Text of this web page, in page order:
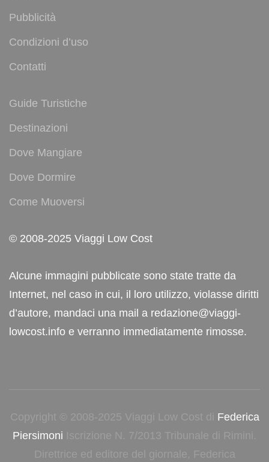
Pubblicità
Condizioni d’uso
Contatti
Guide Turistiche
Destinazioni
Dove Mangiare
Dove Dormire
Come Muoversi
© 2008-2025 Viaggi Low Cost
Alcune immagini pubblicate sono state tratte da
Internet, nel caso in cui, il loro utilizzo, violasse diritti
d’autore, mandaci una mail a redazione@viaggi-
lowcost.info e verranno immediatamente rimosse.
Copyright © 2008-2025 Viaggi Low Cost di Federica
Piersimoni Iscrizione N. 7/2013 Tribunale di Rimini.
Direttrice ed editore del giornale, Federica